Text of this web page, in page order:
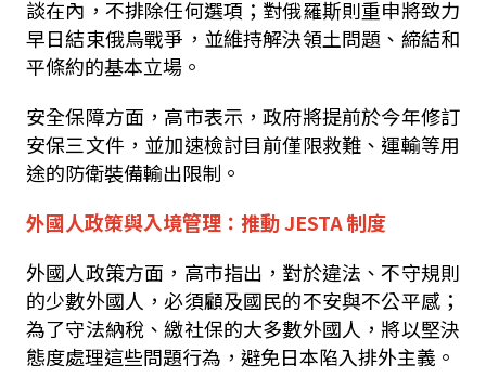
談在內，不排除任何選項；對俄羅斯則重申將致力
早日結束俄烏戰爭，並維持解決領土問題、締結和
平條約的基本立場。
安全保障方面，高市表示，政府將提前於今年修訂
安保三文件，並加速檢討目前僅限救難、運輸等用
途的防衛裝備輸出限制。
外國人政策與入境管理：推動 JESTA 制度
外國人政策方面，高市指出，對於違法、不守規則
的少數外國人，必須顧及國民的不安與不公平感；
為了守法納稅、繳社保的大多數外國人，將以堅決
態度處理這些問題行為，避免日本陷入排外主義。